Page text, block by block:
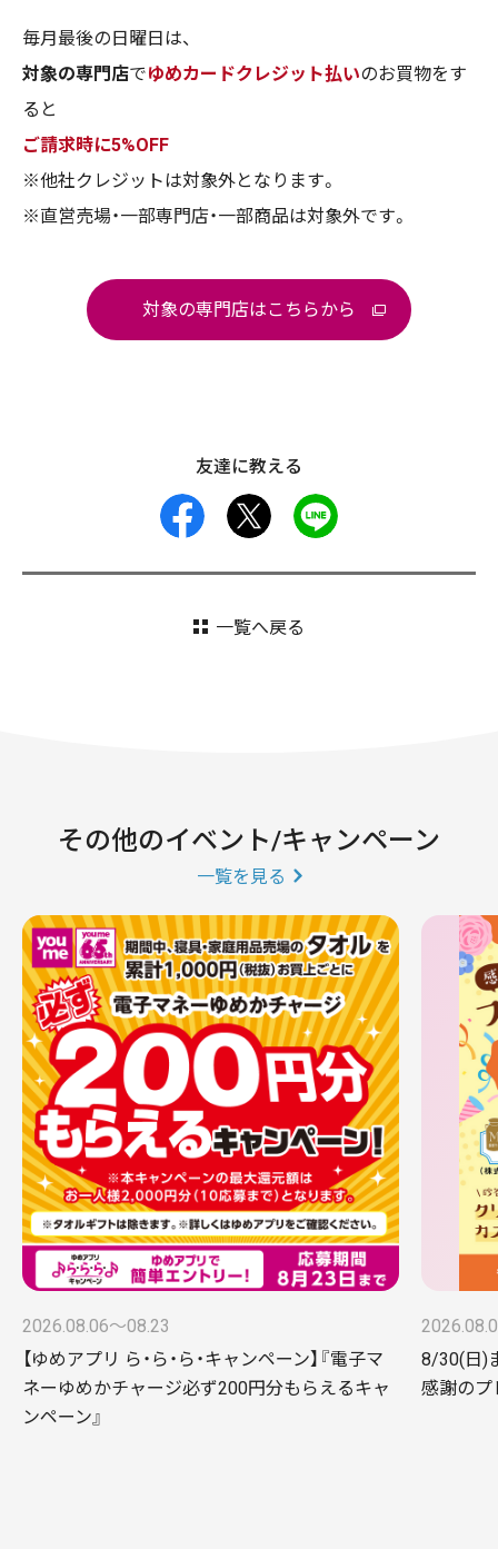
毎月最後の日曜日は、
対象の専門店でゆめカードクレジット払いのお買物をす
ると
ご請求時に5%OFF
※他社クレジットは対象外となります。
※直営売場・一部専門店・一部商品は対象外です。
対象の専門店はこちらから
友達に教える
facebook
一覧へ戻る
その他のイベント/キャンペーン
一覧を見る
2026.08.06〜08.23
【ゆめアプリ ら・ら・ら・キャンペーン】『電子マ
ネーゆめかチャージ必ず200円分もらえるキャ
ンペーン』
8/30(日)
感謝のプ